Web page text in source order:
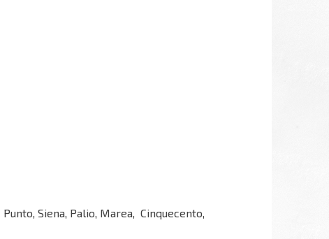
Siena, Palio, Marea, Cinquecento,